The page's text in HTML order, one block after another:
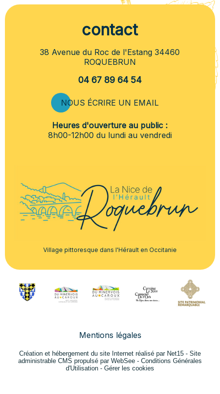
contact
38 Avenue du Roc de l'Estang 34460
ROQUEBRUN
04 67 89 64 54
NOUS ÉCRIRE UN EMAIL
Heures d'ouverture au public :
8h00-12h00 du lundi au vendredi
Village pittoresque dans l'Hérault en Occitanie
Mentions légales
Création et hébergement du site Internet réalisé par Net15 - Site
administrable CMS propulsé par WebSee - Conditions Générales
d'Utilisation - Gérer les cookies